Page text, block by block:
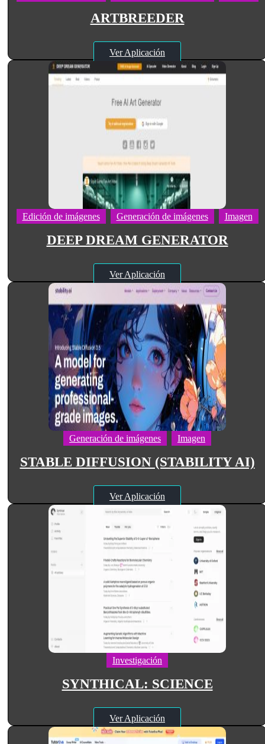
ARTBREEDER
Ver Aplicación
Edición de imágenes Generación de imágenes Imagen
DEEP DREAM GENERATOR
Ver Aplicación
Generación de imágenes Imagen
STABLE DIFFUSION (STABILITY AI)
Ver Aplicación
Investigación
SYNTHICAL: SCIENCE
Ver Aplicación